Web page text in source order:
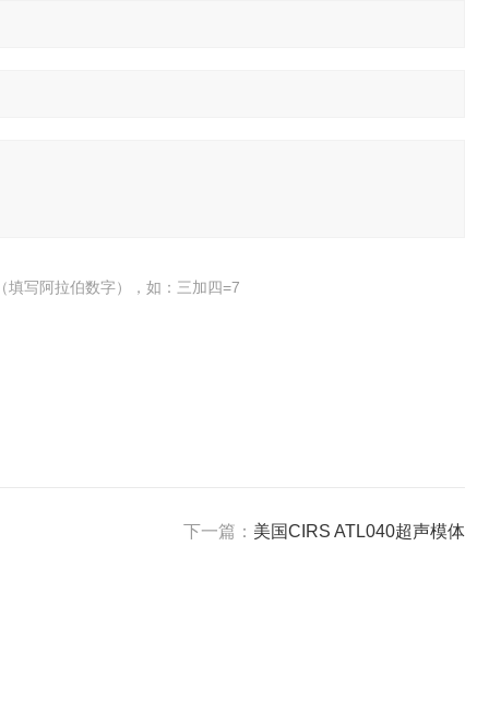
填写阿拉伯数字），如：三加四=7
下一篇： 美国CIRS ATL040超声模体